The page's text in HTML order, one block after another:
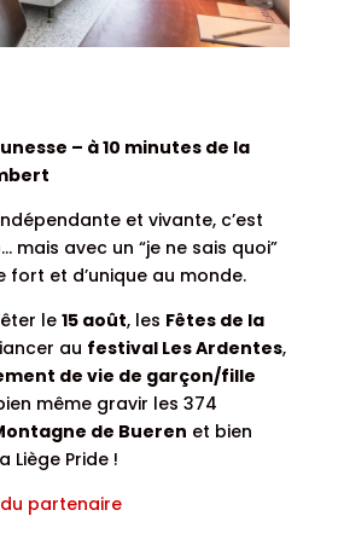
– à 10 minutes de la
et vivante, c’est
mais avec un “je ne sais quoi”
fort et d’unique au monde.
le 15 août, les Fêtes de la
au festival Les Ardentes,
de vie de garçon/fille
même gravir les 374
de Bueren et bien
Liège Pride !
partenaire